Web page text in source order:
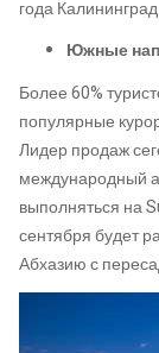
года
Южные
Более 60%
популярные
Лидер продаж
международный
выполняться на
сентября будет
Абхазию с